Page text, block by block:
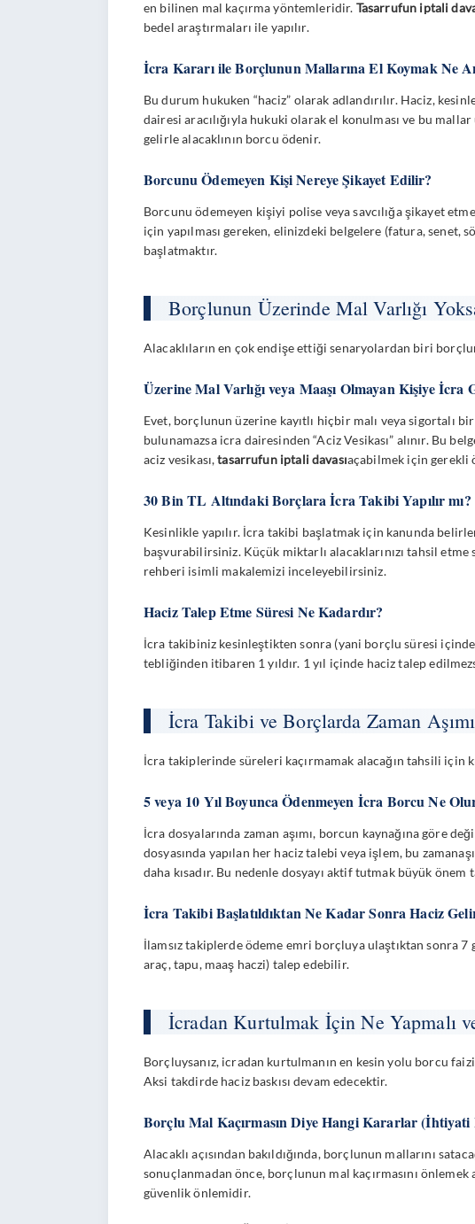
en bilinen mal kaçırma yöntemleridir. Tasarrufun iptali
bedel araştırmaları ile yapılır.
İcra Kararı ile Borçlunun Mallarına El Koymak Ne
Bu durum hukuken “haciz” olarak adlandırılır. Haciz,
dairesi aracılığıyla hukuki olarak el konulması ve bu
gelirle alacaklının borcu ödenir.
Borcunu Ödemeyen Kişi Nereye Şikayet Edilir?
Borcunu ödemeyen kişiyi polise veya savcılığa şikayet
için yapılması gereken, elinizdeki belgelere (fatura,
başlatmaktır.
Borçlunun Üzerinde Mal Varlığı
Alacaklıların en çok endişe ettiği senaryolardan biri
Üzerine Mal Varlığı veya Maaşı Olmayan Kişiye İcra
Evet, borçlunun üzerine kayıtlı hiçbir malı veya sigortalı
bulunamazsa icra dairesinden “Aciz Vesikası” alınır. Bu
aciz vesikası,tasarrufun iptali davasıaçabilmek için
30 Bin TL Altındaki Borçlara İcra Takibi Yapılır mı?
Kesinlikle yapılır. İcra takibi başlatmak için kanunda
başvurabilirsiniz. Küçük miktarlı alacaklarınızı tahsil
rehberi isimli makalemizi inceleyebilirsiniz.
Haciz Talep Etme Süresi Ne Kadardır?
İcra takibiniz kesinleştikten sonra (yani borçlu süresi
tebliğinden itibaren 1 yıldır. 1 yıl içinde haciz talep
İcra Takibi ve Borçlarda Zaman
İcra takiplerinde süreleri kaçırmamak alacağın tahsili için
5 veya 10 Yıl Boyunca Ödenmeyen İcra Borcu Ne
İcra dosyalarında zaman aşımı, borcun kaynağına göre
dosyasında yapılan her haciz talebi veya işlem, bu
daha kısadır. Bu nedenle dosyayı aktif tutmak büyük önem
İcra Takibi Başlatıldıktan Ne Kadar Sonra Haciz
İlamsız takiplerde ödeme emri borçluya ulaştıktan sonra
araç, tapu, maaş haczi) talep edebilir.
İcradan Kurtulmak İçin Ne Yapmalı
Borçluysanız, icradan kurtulmanın en kesin yolu borcu
Aksi takdirde haciz baskısı devam edecektir.
Borçlu Mal Kaçırmasın Diye Hangi Kararlar (İhtiyati
Alacaklı açısından bakıldığında, borçlunun mallarını
sonuçlanmadan önce, borçlunun mal kaçırmasını
güvenlik önlemidir.